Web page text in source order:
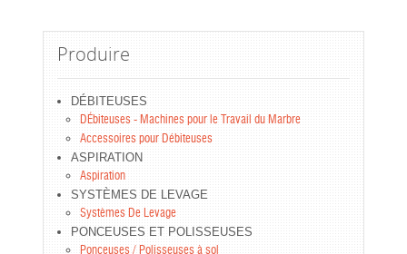
Produire
DÉBITEUSES
DÉbiteuses - Machines pour le Travail du Marbre
Accessoires pour Débiteuses
ASPIRATION
Aspiration
SYSTÈMES DE LEVAGE
Systèmes De Levage
PONCEUSES ET POLISSEUSES
Ponceuses / Polisseuses à sol